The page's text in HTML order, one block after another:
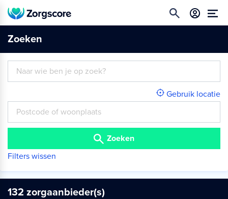
Zoeken
Gebruik locatie
Zoeken
Filters wissen
132 zorgaanbieder(s)